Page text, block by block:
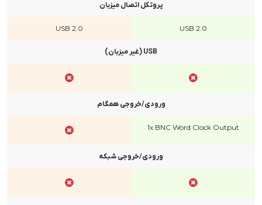
پروتکل اتصال میزبان
USB 2.0
USB 2.0
USB (غیر میزبان)
ورودی/خروجی همگام
1x BNC Word Clock Output
ورودی/خروجی شبکه